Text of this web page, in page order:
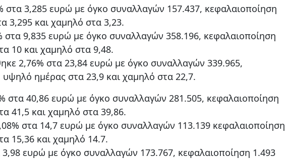
στα 3,285 ευρώ με όγκο συναλλαγών 157.437, κεφαλαιοποίηση
3,295 και χαμηλό στα 3,23.
στα 9,835 ευρώ με όγκο συναλλαγών 358.196, κεφαλαιοποίηση
10 και χαμηλό στα 9,48.
2,76% στα 23,84 ευρώ με όγκο συναλλαγών 339.965,
υψηλό ημέρας στα 23,9 και χαμηλό στα 22,7.
στα 40,86 ευρώ με όγκο συναλλαγών 281.505, κεφαλαιοποίηση
41,5 και χαμηλό στα 39,86.
στα 14,7 ευρώ με όγκο συναλλαγών 113.139 κεφαλαιοποίηση
15,36 και χαμηλό 14.7.
ευρώ με όγκο συναλλαγών 173.767, κεφαλαιοποίηση 1.493